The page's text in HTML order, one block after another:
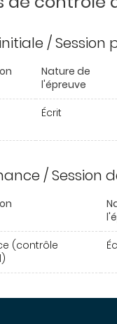
/ Session
Nature de
l'épreuve
Écrit
/ Session
(contrôle